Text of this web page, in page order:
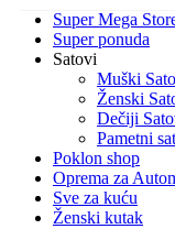
Super Mega
Super ponuda
Satovi
Muški
Ženski
Dečiji
Pametni
Poklon shop
Oprema za
Sve za kuću
Ženski kutak